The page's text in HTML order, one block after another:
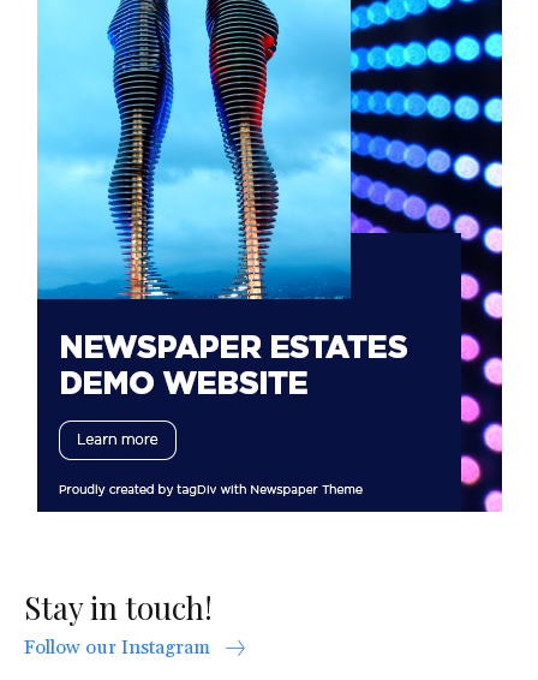
Stay in touch!
Follow our Instagram